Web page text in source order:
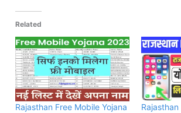
Related
Rajasthan Free Mobile Yojana
Rajasthan